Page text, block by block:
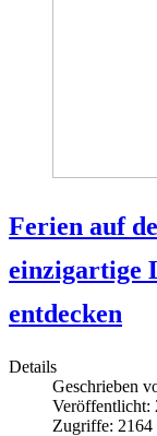
Ferien auf
einzigartige
entdecken
Details
Geschrieben
Veröffentlicht:
Zugriffe: 2164